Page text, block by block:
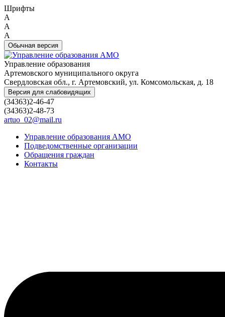
Шрифты
A
A
A
Обычная версия
Управление образования
Артемовского муниципального округа
Свердловская обл., г. Артемовский, ул. Комсомольская, д. 18
Версия для слабовидящих
(34363)2-46-47
(34363)2-48-73
artuo_02@mail.ru
Управление образования АМО
Подведомственные организации
Обращения граждан
Контакты